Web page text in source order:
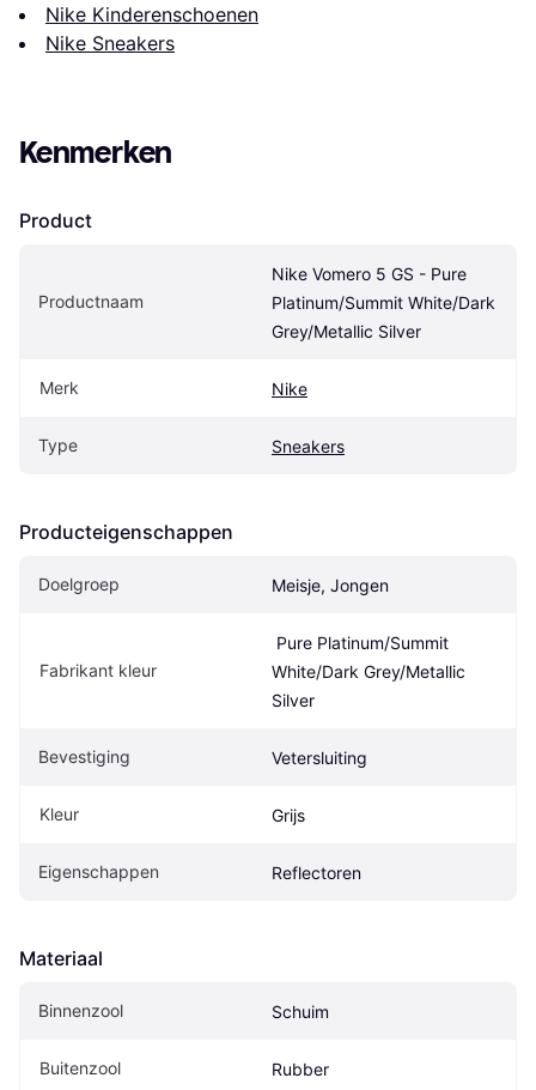
Nike Kinderenschoenen
Nike Sneakers
Kenmerken
Product
Productnaam
Nike Vomero 5 GS - Pure
Platinum/Summit White/Dark
Grey/Metallic Silver
Merk Nike
Type Sneakers
Producteigenschappen
Doelgroep Meisje, Jongen
Fabrikant kleur
White/Dark Grey/Metallic
Silver
Bevestiging Vetersluiting
Kleur Grijs
Eigenschappen Reflectoren
Materiaal
Binnenzool Schuim
Buitenzool Rubber